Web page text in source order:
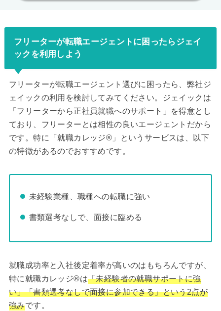
フリーターが転職エージェントに困ったらジェイ
ックを利用しよう
フリーターが転職エージェント選びに困ったら、弊社ジ
ェイックの利用を検討してみてください。ジェイックは
「フリーターから正社員就職へのサポート」を得意とし
ており、フリーターとは相性の良いエージェントだから
です。特に「就職カレッジ®」というサービスは、以下
の特徴があるのでおすすめです。
未経験業種、職種への転職に強い
書類選考なしで、面接に臨める
就職成功率と入社後定着率が高いのはもちろんですが、
特に就職カレッジ®は「未経験者の就職サポートに強
い」「書類選考なしで面接に参加できる」という2点が
強みです。